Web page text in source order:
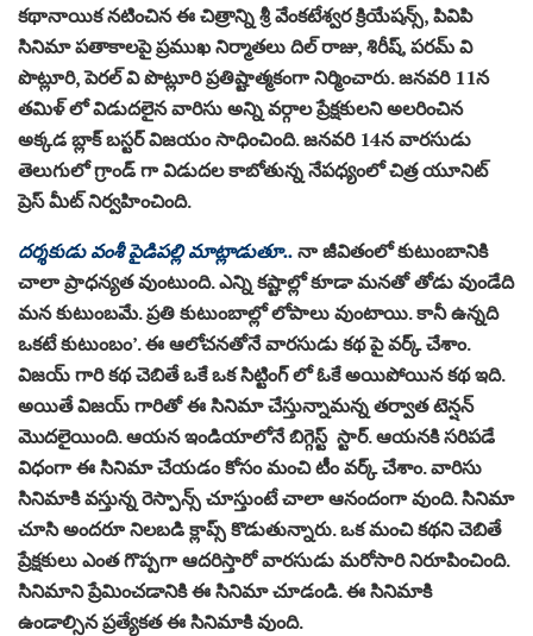
కథానాయిక నటించిన ఈ చిత్రాన్ని శ్రీ వేంకటేశ్వర క్రియేషన్స్, పివిపి
సినిమా పతాకాలపై ప్రముఖ నిర్మాతలు దిల్ రాజు, శిరీష్, పరమ్ వి
పొట్లూరి, పెరల్ వి పొట్లూరి ప్రతిష్టాత్మకంగా నిర్మించారు. జనవరి 11న
తమిళ్ లో విడుదలైన వారిసు అన్ని వర్గాల ప్రేక్షకులని అలరించిన
అక్కడ బ్లాక్ బస్టర్ విజయం సాధించింది. జనవరి 14న వారసుడు
తెలుగులో గ్రాండ్ గా విడుదల కాబోతున్న నేపధ్యంలో చిత్ర యూనిట్
ప్రెస్ మీట్ నిర్వహించింది.
దర్శకుడు వంశీ పైడిపల్లి మాట్లాడుతూ..నా జీవితంలో కుటుంబానికి
చాలా ప్రాధన్యత వుంటుంది. ఎన్ని కష్టాల్లో కూడా మనతో తోడు వుండేది
మన కుటుంబమే. ప్రతి కుటుంబాల్లో లోపాలు వుంటాయి. కానీ ఉన్నది
ఒకటే కుటుంబం’. ఈ ఆలోచనతోనే వారసుడు కథ పై వర్క్ చేశాం.
విజయ్ గారి కథ చెబితే ఒకే ఒక సిట్టింగ్ లో ఓకే అయిపోయిన కథ ఇది.
అయితే విజయ్ గారితో ఈ సినిమా చేస్తున్నామన్న తర్వాత టెన్షన్
మొదలైయింది. ఆయన ఇండియాలోనే బిగ్గెస్ట్ స్టార్. ఆయనకి సరిపడే
విధంగా ఈ సినిమా చేయడం కోసం మంచి టీం వర్క్ చేశాం. వారిసు
సినిమాకి వస్తున్న రెస్పాన్స్ చూస్తుంటే చాలా ఆనందంగా వుంది. సినిమా
చూసి అందరూ నిలబడి క్లాప్స్ కొడుతున్నారు. ఒక మంచి కథని చెబితే
ప్రేక్షకులు ఎంత గొప్పగా ఆదరిస్తారో వారసుడు మరోసారి నిరూపించింది.
సినిమాని ప్రేమించడానికి ఈ సినిమా చూడండి. ఈ సినిమాకి
ఉండాల్సిన ప్రత్యేకత ఈ సినిమాకి వుంది.